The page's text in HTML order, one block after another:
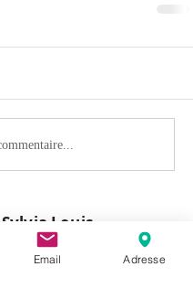
Sylvia Louis
Grande rue
Vaux-en-Bugey
Email Adresse